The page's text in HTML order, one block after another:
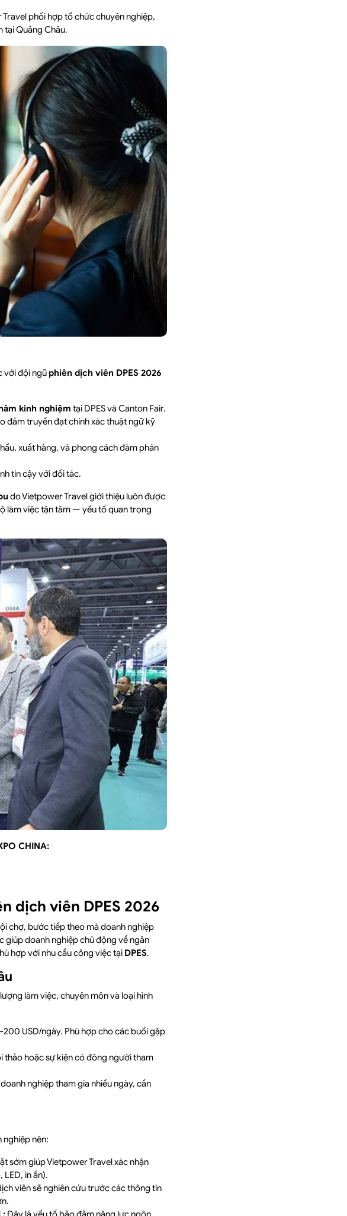
phối hợp tổ chức chuyên nghiệp,
tại Quảng Châu.
với đội ngũphiên dịch viên DPES 2026
kinh nghiệm tại DPES và Canton Fair.
đảm truyền đạt chính xác thuật ngữ kỹ
xuất hàng, và phong cách đàm phán
tin cậy với đối tác.
do Vietpower Travel giới thiệu luôn được
làm việc tận tâm — yếu tố quan trọng
CHINA:
dịch viên DPES 2026
chợ, bước tiếp theo mà doanh nghiệp
giúp doanh nghiệp chủ động về ngân
hợp với nhu cầu công việc tại DPES.
làm việc, chuyên môn và loại hình
USD/ngày. Phù hợp cho các buổi gặp
thảo hoặc sự kiện có đông người tham
nghiệp tham gia nhiều ngày, cần
nên:
sớm giúp Vietpower Travel xác nhận
in ấn).
viên sẽ nghiên cứu trước các thông tin